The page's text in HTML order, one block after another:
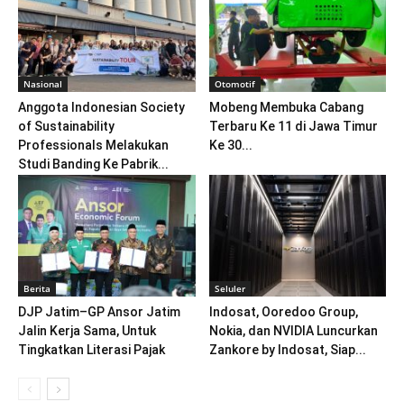
Nasional
Anggota Indonesian Society
of Sustainability
Professionals Melakukan
Studi Banding Ke Pabrik...
Otomotif
Mobeng Membuka Cabang
Terbaru Ke 11 di Jawa Timur
Ke 30...
Berita
DJP Jatim–GP Ansor Jatim
Jalin Kerja Sama, Untuk
Tingkatkan Literasi Pajak
Seluler
Indosat, Ooredoo Group,
Nokia, dan NVIDIA Luncurkan
Zankore by Indosat, Siap...